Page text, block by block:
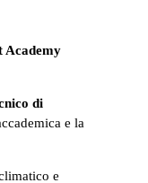
Academy
di
e la
e